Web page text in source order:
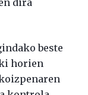
beste
horien